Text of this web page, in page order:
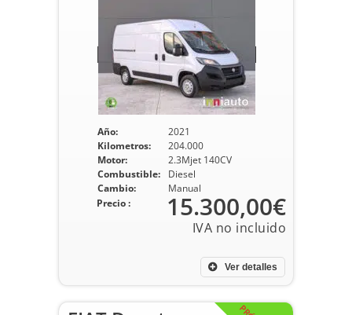
Año:
2021
Kilometros:
204.000
Motor:
2.3Mjet 140CV
Combustible:
Diesel
Cambio:
Manual
Ver detalles
Precio : 15.300,00€